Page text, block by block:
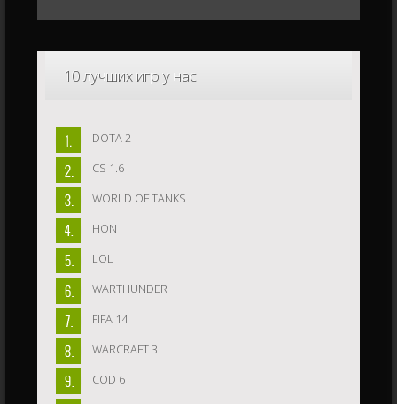
10лучших игр у нас
DOTA 2
CS 1.6
WORLD OF TANKS
HON
LOL
WARTHUNDER
FIFA 14
WARCRAFT 3
COD 6